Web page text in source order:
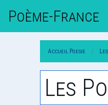
Poème-FrAnce
Accueil Poesie
Les